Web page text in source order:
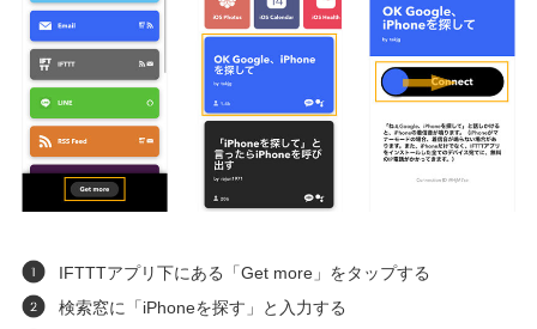
IFTTTアプリ下にある「Get more」をタップする
検索窓に「iPhoneを探す」と入力する